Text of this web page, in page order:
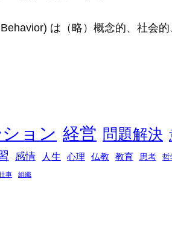
Behavior) は（略）概念的、社会
ョン 経営 問題解決
感情 人生 心理 仏教 教育 思考 哲
事 組織